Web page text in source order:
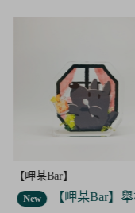
【呷某Bar】
New